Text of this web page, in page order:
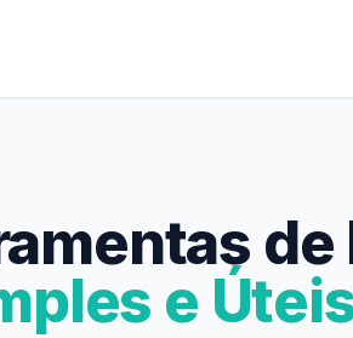
de
e